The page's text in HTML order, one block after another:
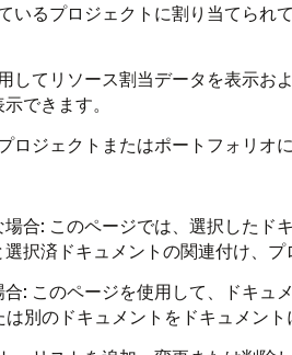
いるプロジェクトに割り当てら
してリソース割当データを表示
できます。
ロジェクトまたはポートフォリオ
合: このページでは、選択した
択済ドキュメントの関連付け、
: このページを使用して、ドキ
別のドキュメントをドキュメン